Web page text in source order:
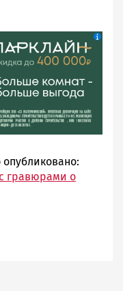
гравюрами о